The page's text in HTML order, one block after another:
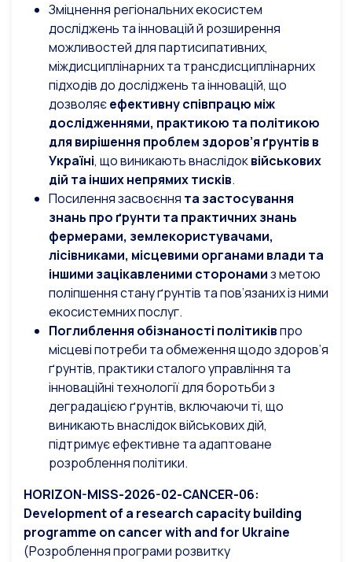
Зміцнення регіональних екосистем
досліджень та інновацій й розширення
можливостей для партисипативних,
міждисциплінарних та трансдисциплінарних
підходів до досліджень та інновацій, що
дозволяєефективну співпрацю між
дослідженнями, практикою та політикою
для вирішення проблем здоров’я ґрунтів в
Україні, що виникають внаслідоквійськових
дій та інших непрямих тисків.
Посилення засвоєння та застосування
знань про ґрунти та практичних знань
фермерами, землекористувачами,
лісівниками, місцевими органами влади та
іншими зацікавленими сторонамиз метою
поліпшення стану ґрунтів та пов’язаних із ними
екосистемних послуг.
Поглиблення обізнаності політиківпро
місцеві потреби та обмеження щодо здоров’я
ґрунтів, практики сталого управління та
інноваційні технології для боротьби з
деградацією ґрунтів, включаючи ті, що
виникають внаслідок військових дій,
підтримує ефективне та адаптоване
розроблення політики.
HORIZON-MISS-2026-02-CANCER-06:
Developmentof a research capacitybuilding
programme on cancerwith andfor Ukraine
(Розроблення програми розвитку